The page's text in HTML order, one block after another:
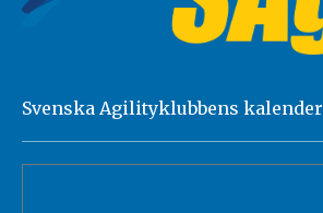
Svenska Agilityklubbens kalender